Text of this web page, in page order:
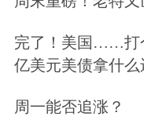
完了！美国……打
亿美元美债拿什么
周一能否追涨？